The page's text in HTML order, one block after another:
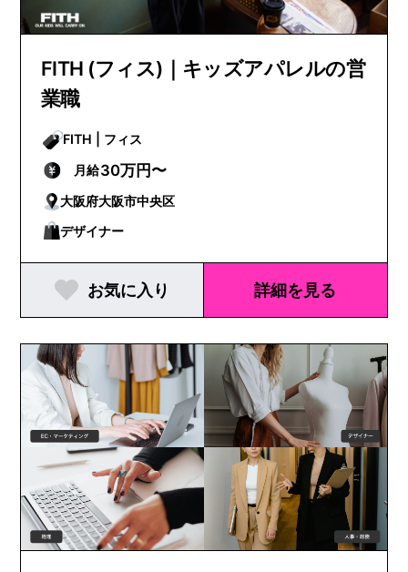
FITH (フィス)｜キッズアパレルの営
業職
FITH | フィス
月給30万円〜
大阪府大阪市中央区
デザイナー
お気に入り 詳細を見る